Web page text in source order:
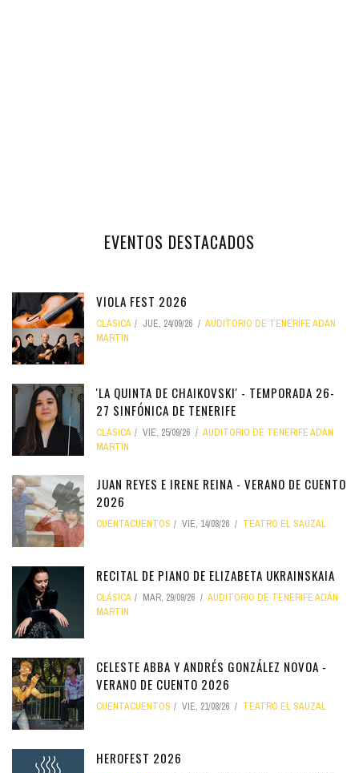
EVENTOS DESTACADOS
VIOLA FEST 2026
CLÁSICA JUE, 24/09/26
AUDITORIO DE TENERIFE ADÁN
MARTÍN
'LA QUINTA DE CHAIKOVSKI' - TEMPORADA 26-
27 SINFÓNICA DE TENERIFE
CLÁSICA VIE, 25/09/26
AUDITORIO DE TENERIFE ADÁN
MARTÍN
JUAN REYES E IRENE REINA - VERANO DE CUENTO
2026
CUENTACUENTOS VIE, 14/08/26 TEATRO EL SAUZAL
RECITAL DE PIANO DE ELIZABETA UKRAINSKAIA
CLÁSICA MAR, 29/09/26
AUDITORIO DE TENERIFE ADÁN
MARTÍN
CELESTE ABBA Y ANDRÉS GONZÁLEZ NOVOA -
VERANO DE CUENTO 2026
CUENTACUENTOS VIE, 21/08/26 TEATRO EL SAUZAL
HEROFEST 2026